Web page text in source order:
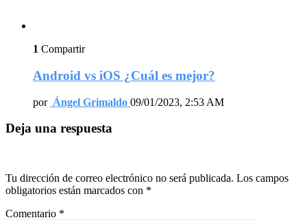
1 Compartir
Android vs iOS ¿Cuál es mejor?
por Ángel Grimaldo 09/01/2023, 2:53 AM
Deja una respuesta
Tu dirección de correo electrónico no será publicada. Los campos
obligatorios están marcados con *
Comentario *